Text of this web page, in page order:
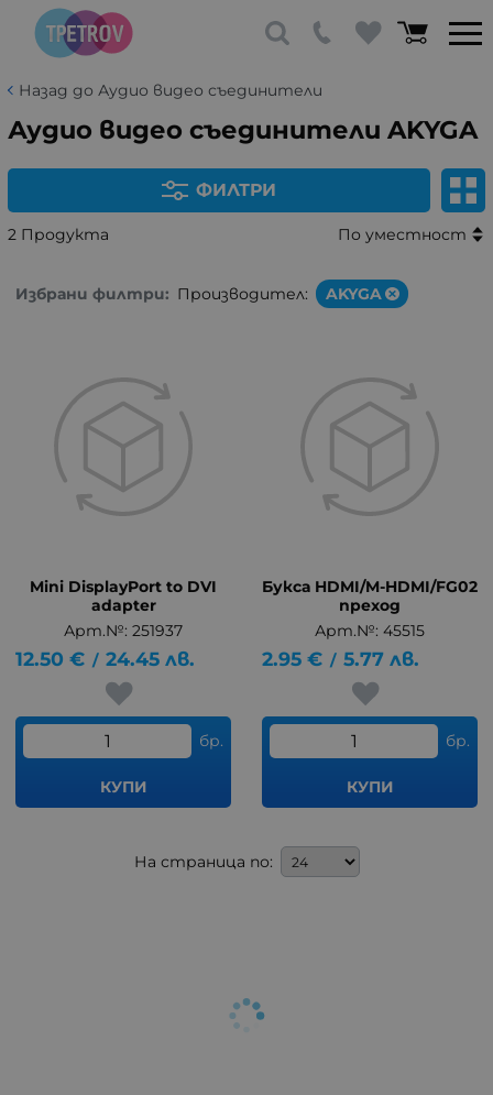
Назад до Аудио видео съединители
Аудио видео съединители AKYGA
ФИЛТРИ
2 Продукта По уместност
Избрани филтри: Производител: AKYGA
Mini DisplayPort to DVI
adapter
Арт.№: 251937
12.50 € / 24.45 лв.
бр.
КУПИ
Букса HDMI/M-HDMI/FG02
преход
Арт.№: 45515
2.95 € / 5.77 лв.
бр.
КУПИ
На страница по: